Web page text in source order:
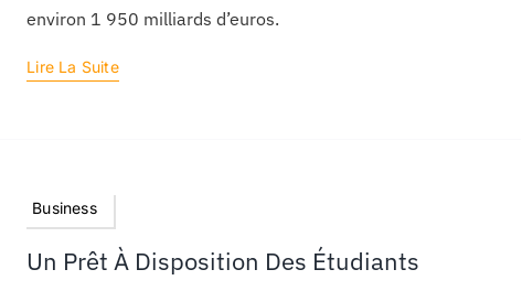
environ 1 950 milliards d’euros.
Lire La Suite
Business
Un Prêt À Disposition Des Étudiants